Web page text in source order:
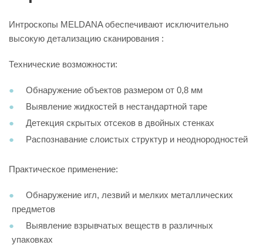
Интроскопы MELDANA обеспечивают исключительно
высокую детализацию сканирования :
Технические возможности:
Обнаружение объектов размером от 0,8 мм
Выявление жидкостей в нестандартной таре
Детекция скрытых отсеков в двойных стенках
Распознавание слоистых структур и неоднородностей
Практическое применение:
Обнаружение игл, лезвий и мелких металлических
предметов
Выявление взрывчатых веществ в различных
упаковках